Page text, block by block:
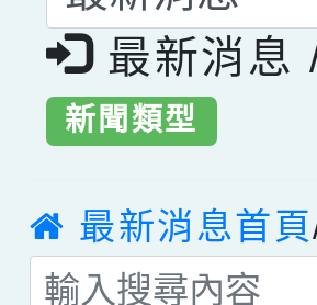
最新消息
新聞類型
最新消息首頁